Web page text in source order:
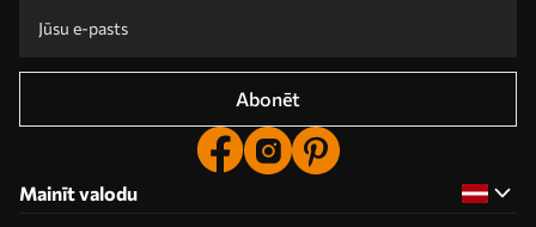
Abonēt
Mainīt valodu